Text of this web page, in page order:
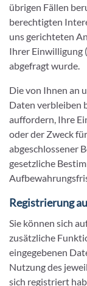
übrigen Fällen
berechtigten
uns gerichteten
Ihrer Einwilligung
abgefragt wurde.
Die von Ihnen an
Daten verbleiben
auffordern, Ihre
oder der Zweck
abgeschlossener
gesetzliche
Registrierung
Sie können sich
zusätzliche
eingegebenen
Nutzung des
sich registriert